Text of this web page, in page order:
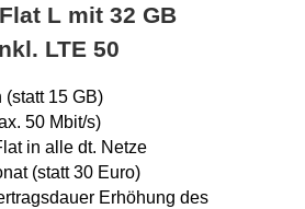
L mit 32 GB
LTE 50
(statt 15 GB)
50 Mbit/s)
in alle dt. Netze
(statt 30 Euro)
Erhöhung des